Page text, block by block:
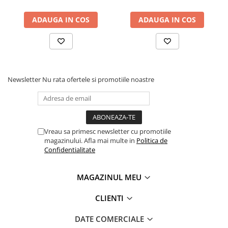
Masini electrice de filetat
Exhaustor pentru aschii metal
Masini de gaurit cu talpa
Instalatii de spalare a pieselor
Accesorii prelucrare metal
Universale de strung si accesorii
Falci pentru 3 bacuri PS3/ PO3
Falci pentru 4 bacuri PS4/ PO4
Mandrină cu 3 fălci din otel
ADAUGA IN COS ADAUGA IN COS
Newsletter Nu rata ofertele si promotiile noastre
Vreau sa primesc newsletter cu promotiile
magazinului. Afla mai multe in Politica de
Confidentialitate
MAGAZINUL MEU
CLIENTI
DATE COMERCIALE